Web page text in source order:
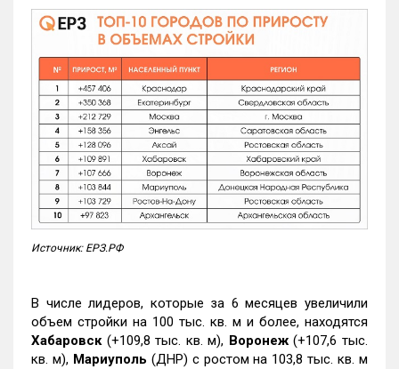
Источник: ЕРЗ.РФ
В числе лидеров, которые за 6 месяцев увеличили
объем стройки на 100 тыс. кв. м и более, находятся
Хабаровск (+109,8 тыс. кв. м), Воронеж(+107,6 тыс.
кв. м), Мариуполь (ДНР) с ростом на 103,8 тыс. кв. м